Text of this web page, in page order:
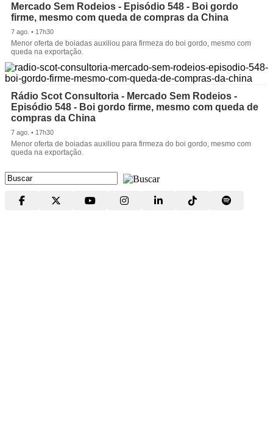
Mercado Sem Rodeios - Episódio 548 - Boi gordo
firme, mesmo com queda de compras da China
7 ago. • 17h30
Menor oferta de boiadas auxiliou para firmeza do boi gordo, mesmo com
queda na exportação.
Rádio Scot Consultoria - Mercado Sem Rodeios -
Episódio 548 - Boi gordo firme, mesmo com queda de
compras da China
7 ago. • 17h30
Menor oferta de boiadas auxiliou para firmeza do boi gordo, mesmo com
queda na exportação.